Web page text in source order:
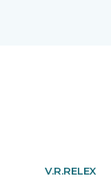
V.R.RELEX